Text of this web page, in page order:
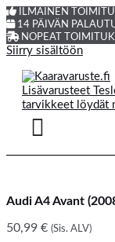
ILMAINEN
14 PÄIVÄN
NOPEAT
Siirry sisältöön
Audi A4 Avant
50,99 € (Sis. ALV)